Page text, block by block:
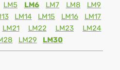
LM5 LM6 LM7 LM8
LM9
LM14 LM15 LM16
LM17
LM21 LM22 LM23
LM24
LM29 LM30